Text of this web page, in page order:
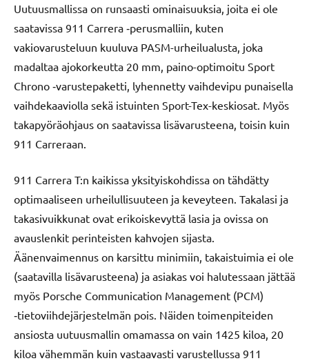
Uutuusmallissa on runsaasti ominaisuuksia, joita ei ole
saatavissa 911 Carrera ‑perusmalliin, kuten
vakiovarusteluun kuuluva PASM-urheilualusta, joka
madaltaa ajokorkeutta 20 mm, paino-optimoitu Sport
Chrono ‑varustepaketti, lyhennetty vaihdevipu punaisella
vaihdekaaviolla sekä istuinten Sport-Tex-keskiosat. Myös
takapyöräohjaus on saatavissa lisävarusteena, toisin kuin
911 Carreraan.
911 Carrera T:n kaikissa yksityiskohdissa on tähdätty
optimaaliseen urheilullisuuteen ja keveyteen. Takalasi ja
takasivuikkunat ovat erikoiskevyttä lasia ja ovissa on
avauslenkit perinteisten kahvojen sijasta.
Äänenvaimennus on karsittu minimiin, takaistuimia ei ole
(saatavilla lisävarusteena) ja asiakas voi halutessaan jättää
myös Porsche Communication Management (PCM)
‑tietoviihdejärjestelmän pois. Näiden toimenpiteiden
ansiosta uutuusmallin omamassa on vain 1425 kiloa, 20
kiloa vähemmän kuin vastaavasti varustellussa 911